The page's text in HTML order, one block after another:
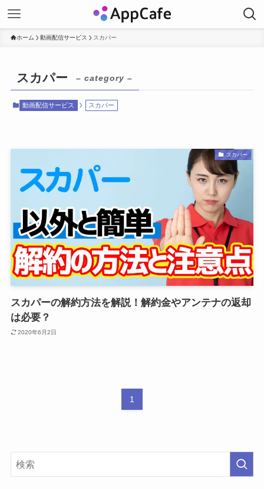
ホーム 動画配信サービス スカパー
スカパー – category –
動画配信サービス スカパー
スカパー
スカパーの解約方法を解説！解約金やアンテナの返却
は必要？
2020年6月2日
1